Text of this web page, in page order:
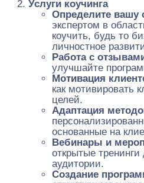
Услуги коучинга
Определите вашу
экспертом в
коучить, будь то
личностное
Работа с
улучшайте
Мотивация
как мотивировать
целей.
Адаптация
основанные на
Вебинары и
открытые
аудитории.
Создание